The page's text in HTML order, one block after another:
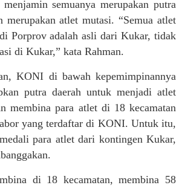
semuanya merupakan putra
merupakan atlet mutasi. “Semua atlet
Porprov adalah asli dari Kukar, tidak
di Kukar,” kata Rahman.
KONI di bawah kepemimpinannya
putra daerah untuk menjadi atlet
membina para atlet di 18 kecamatan
yang terdaftar di KONI. Untuk itu,
para atlet dari kontingen Kukar,
di 18 kecamatan, membina 58